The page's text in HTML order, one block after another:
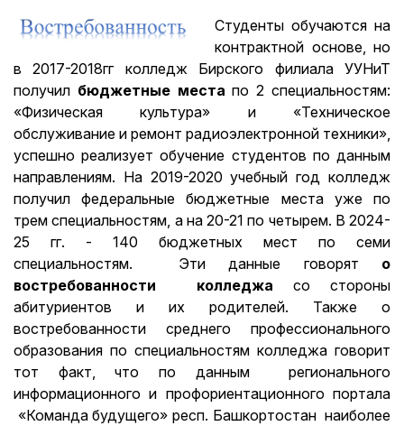
Студенты обучаются на
контрактной основе, но
в 2017-2018гг колледж Бирского филиала УУНиТ
получил бюджетные местапо 2 специальностям:
«Физическая культура» и «Техническое
обслуживание и ремонт радиоэлектронной техники»,
успешно реализует обучение студентов по данным
направлениям. На 2019-2020 учебный год колледж
получил федеральные бюджетные места уже по
трем специальностям, а на 20-21 по четырем. В 2024-
25 гг. - 140 бюджетных мест по семи
специальностям. Эти данные говорят о
востребованности колледжа со стороны
абитуриентов и их родителей. Также о
востребованности среднего профессионального
образования по специальностям колледжа говорит
тот факт, что по данным регионального
информационного и профориентационного портала
«Команда будущего» респ. Башкортостан наиболее